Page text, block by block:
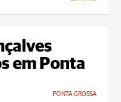
em Ponta
PONTA GROSSA